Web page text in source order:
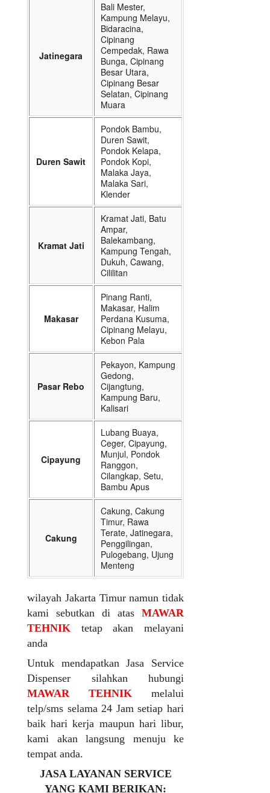
Jatinegara
Bali Mester,
Kampung Melayu,
Bidaracina,
Cipinang
Cempedak, Rawa
Bunga, Cipinang
Besar Utara,
Cipinang Besar
Selatan, Cipinang
Muara
Duren Sawit
Pondok Bambu,
Duren Sawit,
Pondok Kelapa,
Pondok Kopi,
Malaka Jaya,
Malaka Sari,
Klender
Kramat Jati
Kramat Jati, Batu
Ampar,
Balekambang,
Kampung Tengah,
Dukuh, Cawang,
Cililitan
Makasar
Pinang Ranti,
Makasar, Halim
Perdana Kusuma,
Cipinang Melayu,
Kebon Pala
Pasar Rebo
Pekayon, Kampung
Gedong,
Cijangtung,
Kampung Baru,
Kalisari
Cipayung
Lubang Buaya,
Ceger, Cipayung,
Munjul, Pondok
Ranggon,
Cilangkap, Setu,
Bambu Apus
Cakung
Cakung, Cakung
Timur, Rawa
Terate, Jatinegara,
Penggilingan,
Pulogebang, Ujung
Menteng
wilayah Jakarta Timur namun tidak
kami sebutkan di atas MAWAR
TEHNIK tetap akan melayani
anda
Untuk mendapatkan Jasa Service
Dispenser silahkan hubungi
MAWAR TEHNIK melalui
telp/sms selama 24 Jam setiap hari
baik hari kerja maupun hari libur,
kami akan langsung menuju ke
tempat anda.
JASA LAYANAN SERVICE
YANG KAMI BERIKAN: